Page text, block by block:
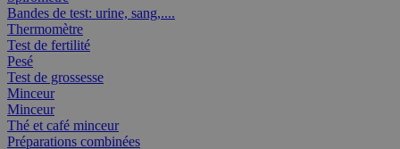
Bandes de test: urine, sang,....
Thermomètre
Test de fertilité
Pesé
Test de grossesse
Minceur
Minceur
Thé et café minceur
Préparations combinées